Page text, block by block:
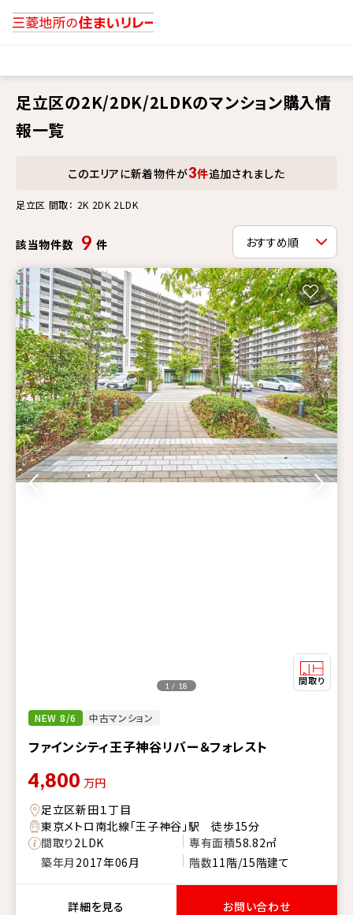
足立区の2K/2DK/2LDKのマンション購入情
報一覧
このエリアに新着物件が3件追加されました
足立区 間取： 2K 2DK 2LDK
該当物件数 9 件
NEW 8/6 中古マンション
ファインシティ王子神谷リバー＆フォレスト
1 / 18
4,800 万円
足立区新田１丁目
東京メトロ南北線「王子神谷」駅 徒歩15分
間取り2LDK 専有面積58.82㎡
築年月 2017年06月 階数11階/15階建て
詳細を見る お問い合わせ